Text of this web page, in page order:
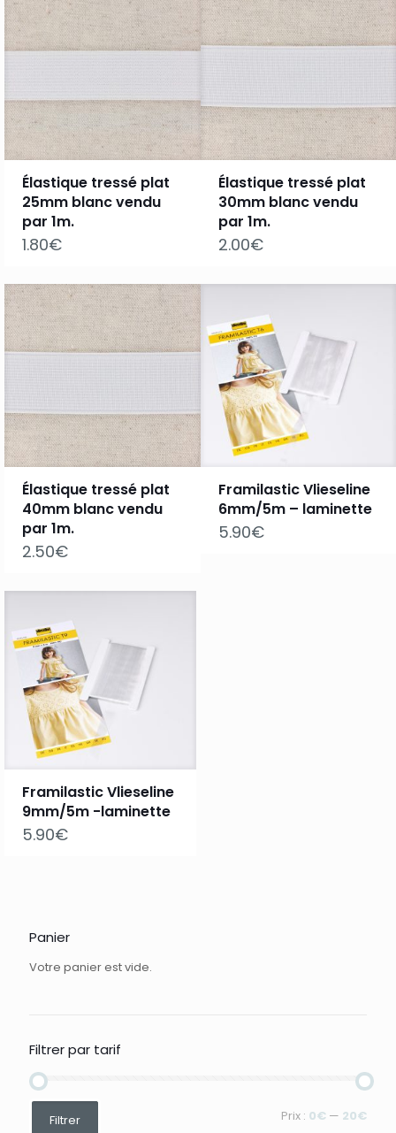
Élastique tressé plat
25mm blanc vendu
par 1m.
1.80€
Élastique tressé plat
30mm blanc vendu
par 1m.
2.00€
Élastique tressé plat
40mm blanc vendu
par 1m.
2.50€
Framilastic Vlieseline
6mm/5m – laminette
5.90€
Framilastic Vlieseline
9mm/5m -laminette
5.90€
Panier
Votre panier est vide.
Filtrer par tarif
Prix
min
Prix
maxFiltrer Prix : 0€ — 20€